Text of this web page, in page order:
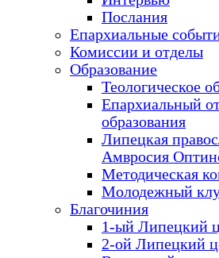
Послания
Епархиальные
Комиссии и отделы
Образование
Теологическое
Епархиальный
образования
Липецкая
Амвросия
Методическая
Молодежный
Благочиния
1-ый Липецкий
2-ой Липецкий